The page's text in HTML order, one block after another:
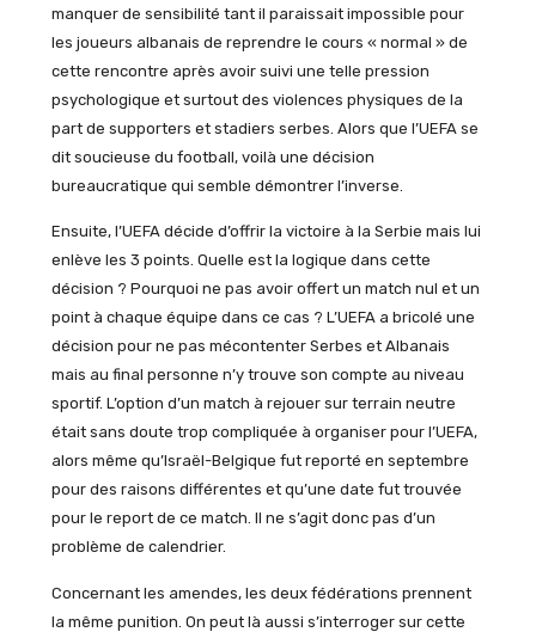
manquer de sensibilité tant il paraissait impossible pour
les joueurs albanais de reprendre le cours « normal » de
cette rencontre après avoir suivi une telle pression
psychologique et surtout des violences physiques de la
part de supporters et stadiers serbes. Alors que l’UEFA se
dit soucieuse du football, voilà une décision
bureaucratique qui semble démontrer l’inverse.
Ensuite, l’UEFA décide d’offrir la victoire à la Serbie mais lui
enlève les 3 points. Quelle est la logique dans cette
décision ? Pourquoi ne pas avoir offert un match nul et un
point à chaque équipe dans ce cas ? L’UEFA a bricolé une
décision pour ne pas mécontenter Serbes et Albanais
mais au final personne n’y trouve son compte au niveau
sportif. L’option d’un match à rejouer sur terrain neutre
était sans doute trop compliquée à organiser pour l’UEFA,
alors même qu’Israël-Belgique fut reporté en septembre
pour des raisons différentes et qu’une date fut trouvée
pour le report de ce match. Il ne s’agit donc pas d’un
problème de calendrier.
Concernant les amendes, les deux fédérations prennent
la même punition. On peut là aussi s’interroger sur cette